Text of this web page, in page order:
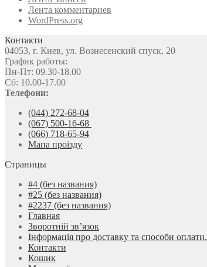
Лента комментариев
WordPress.org
Контакти
04053, г. Киев, ул. Вознесенский спуск, 20
График работы:
Пн-Пт: 09.30-18.00
Сб: 10.00-17.00
Телефони:
(044) 272-68-04
(067) 500-16-68
(066) 718-65-94
Мапа проїзду
Страницы
#4 (без названия)
#25 (без названия)
#2237 (без названия)
Главная
Зворотній зв’язок
Інформація про доставку та способи оплати.
Контакти
Кошик